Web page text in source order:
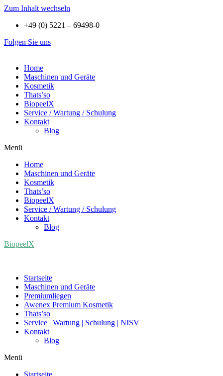
Zum Inhalt wechseln
+49 (0) 5221 – 69498-0
Folgen Sie uns
Home
Maschinen und Geräte
Kosmetik
Thats’so
BiopeelX
Service / Wartung / Schulung
Kontakt
Blog
Menü
Home
Maschinen und Geräte
Kosmetik
Thats’so
BiopeelX
Service / Wartung / Schulung
Kontakt
Blog
BiopeelX
Startseite
Maschinen und Geräte
Premiumliegen
Awenex Premium Kosmetik
Thats’so
Service | Wartung | Schulung | NISV
Kontakt
Blog
Menü
Startseite